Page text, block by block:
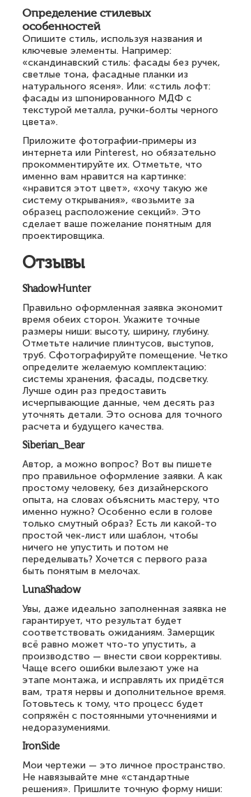
Определение стилевых
особенностей
Опишите стиль, используя названия и
ключевые элементы. Например:
«скандинавский стиль: фасады без ручек,
светлые тона, фасадные планки из
натурального ясеня». Или: «стиль лофт:
фасады из шпонированного МДФ с
текстурой металла, ручки-болты черного
цвета».
Приложите фотографии-примеры из
интернета или Pinterest, но обязательно
прокомментируйте их. Отметьте, что
именно вам нравится на картинке:
«нравится этот цвет», «хочу такую же
систему открывания», «возьмите за
образец расположение секций». Это
сделает ваше пожелание понятным для
проектировщика.
Отзывы
ShadowHunter
Правильно оформленная заявка экономит
время обеих сторон. Укажите точные
размеры ниши: высоту, ширину, глубину.
Отметьте наличие плинтусов, выступов,
труб. Сфотографируйте помещение. Четко
определите желаемую комплектацию:
системы хранения, фасады, подсветку.
Лучше один раз предоставить
исчерпывающие данные, чем десять раз
уточнять детали. Это основа для точного
расчета и будущего качества.
Siberian_Bear
Автор, а можно вопрос? Вот вы пишете
про правильное оформление заявки. А как
простому человеку, без дизайнерского
опыта, на словах объяснить мастеру, что
именно нужно? Особенно если в голове
только смутный образ? Есть ли какой-то
простой чек-лист или шаблон, чтобы
ничего не упустить и потом не
переделывать? Хочется с первого раза
быть понятым в мелочах.
LunaShadow
Увы, даже идеально заполненная заявка не
гарантирует, что результат будет
соответствовать ожиданиям. Замерщик
всё равно может что-то упустить, а
производство — внести свои коррективы.
Чаще всего ошибки вылезают уже на
этапе монтажа, и исправлять их придётся
вам, тратя нервы и дополнительное время.
Готовьтесь к тому, что процесс будет
сопряжён с постоянными уточнениями и
недоразумениями.
IronSide
Мои чертежи — это личное пространство.
Не навязывайте мне «стандартные
решения». Пришлите точную форму ниши: